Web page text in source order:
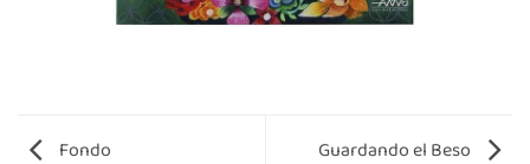
Fondo Guardando el Beso